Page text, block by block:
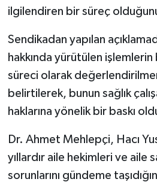
ilgilendiren bir süreç
Sendikadan yapılan
hakkında yürütülen
süreci olarak
belirtilerek, bunun sağlık
haklarına yönelik bir baskı
Dr. Ahmet Mehlepçi, Hacı
yıllardır aile hekimleri ve aile
sorunlarını gündeme